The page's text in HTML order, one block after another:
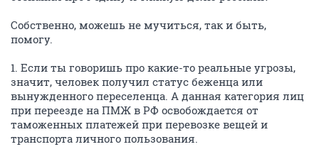
Собственно, можешь не мучиться, так и быть,
помогу.
1. Если ты говоришь про какие-то реальные угрозы,
значит, человек получил статус беженца или
вынужденного переселенца. А данная категория лиц
при переезде на ПМЖ в РФ освобождается от
таможенных платежей при перевозке вещей и
транспорта личного пользования.